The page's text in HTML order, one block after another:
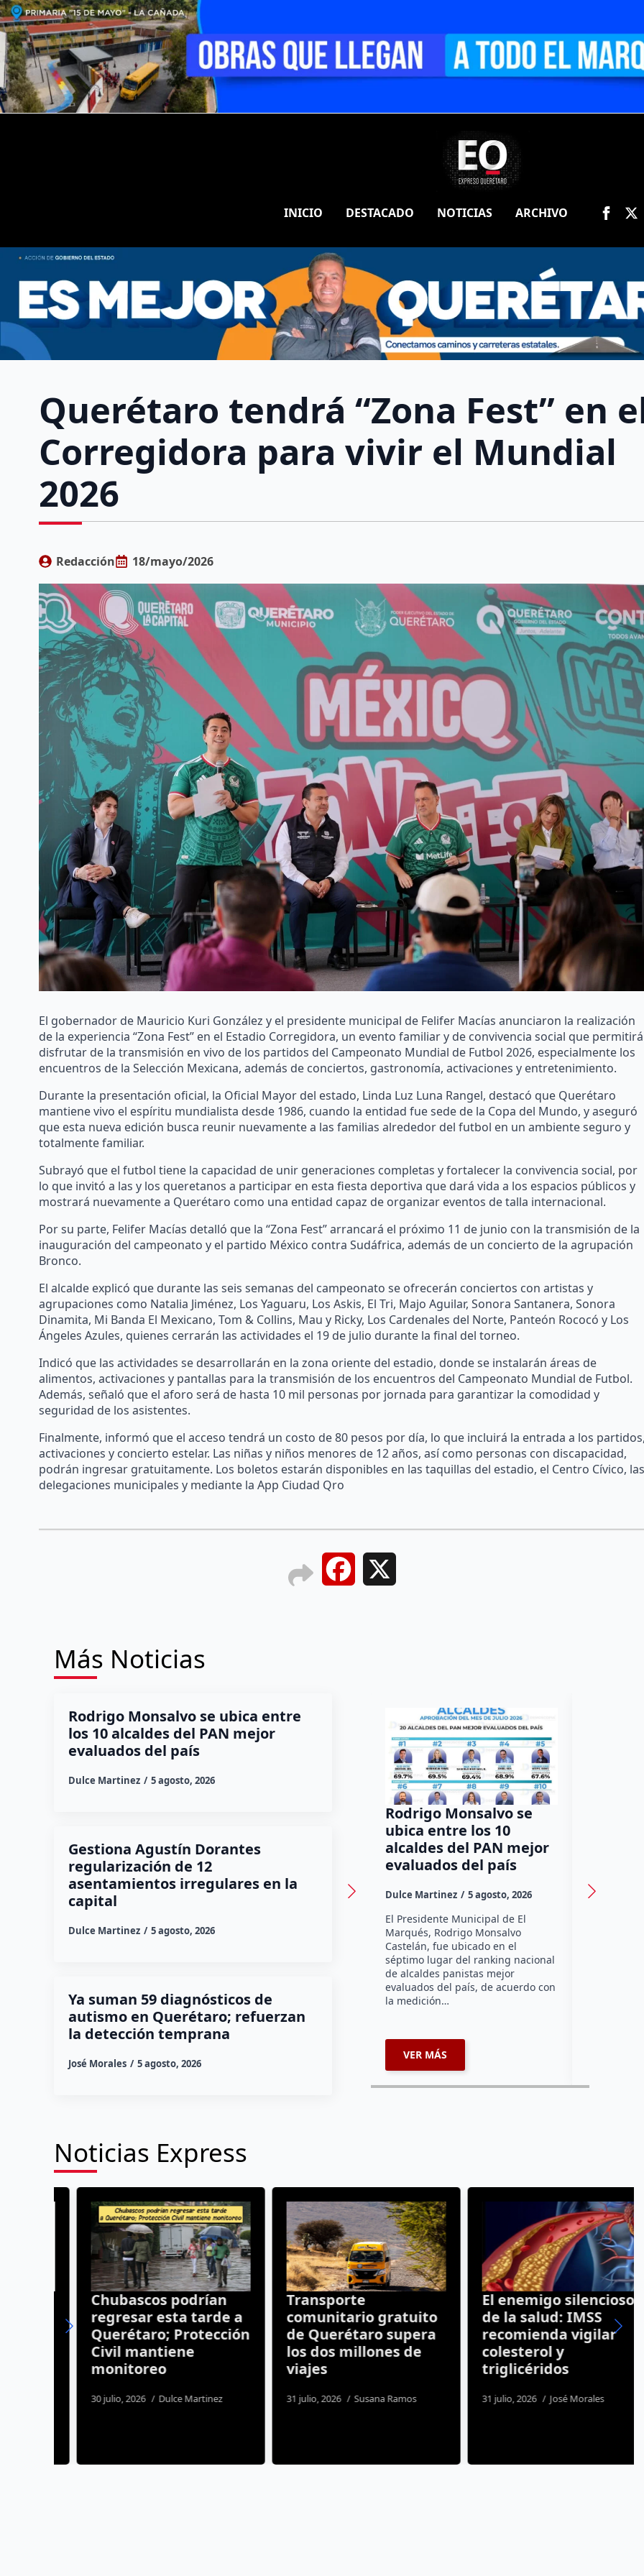
INICIO DESTACADO NOTICIAS ARCHIVO
Querétaro tendrá “Zona Fest” en
Corregidora para vivir el Mundial
2026
Redacción 18/mayo/2026
El gobernador de Mauricio Kuri González y el presidente municipal de Felifer Macías anunciaron la realización
de la experiencia “Zona Fest” en el Estadio Corregidora, un evento familiar y de convivencia social que permitirá
disfrutar de la transmisión en vivo de los partidos del Campeonato Mundial de Futbol 2026, especialmente los
encuentros de la Selección Mexicana, además de conciertos, gastronomía, activaciones y entretenimiento.
Durante la presentación oficial, la Oficial Mayor del estado, Linda Luz Luna Rangel, destacó que Querétaro
mantiene vivo el espíritu mundialista desde 1986, cuando la entidad fue sede de la Copa del Mundo, y aseguró
que esta nueva edición busca reunir nuevamente a las familias alrededor del futbol en un ambiente seguro y
totalmente familiar.
Subrayó que el futbol tiene la capacidad de unir generaciones completas y fortalecer la convivencia social, por
lo que invitó a las y los queretanos a participar en esta fiesta deportiva que dará vida a los espacios públicos y
mostrará nuevamente a Querétaro como una entidad capaz de organizar eventos de talla internacional.
Por su parte, Felifer Macías detalló que la “Zona Fest” arrancará el próximo 11 de junio con la transmisión de la
inauguración del campeonato y el partido México contra Sudáfrica, además de un concierto de la agrupación
Bronco.
El alcalde explicó que durante las seis semanas del campeonato se ofrecerán conciertos con artistas y
agrupaciones como Natalia Jiménez, Los Yaguaru, Los Askis, El Tri, Majo Aguilar, Sonora Santanera, Sonora
Dinamita, Mi Banda El Mexicano, Tom & Collins, Mau y Ricky, Los Cardenales del Norte, Panteón Rococó y Los
Ángeles Azules, quienes cerrarán las actividades el 19 de julio durante la final del torneo.
Indicó que las actividades se desarrollarán en la zona oriente del estadio, donde se instalarán áreas de
alimentos, activaciones y pantallas para la transmisión de los encuentros del Campeonato Mundial de Futbol.
Además, señaló que el aforo será de hasta 10 mil personas por jornada para garantizar la comodidad y
seguridad de los asistentes.
Finalmente, informó que el acceso tendrá un costo de 80 pesos por día, lo que incluirá la entrada a los
activaciones y concierto estelar. Las niñas y niños menores de 12 años, así como personas con discapacidad,
podrán ingresar gratuitamente. Los boletos estarán disponibles en las taquillas del estadio, el Centro Cívico, las
delegaciones municipales y mediante la App Ciudad Qro
Facebook
Más Noticias
Rodrigo Monsalvo se ubica entre
los 10 alcaldes del PAN mejor
evaluados del país
Dulce Martinez 5 agosto, 2026
Gestiona Agustín Dorantes
regularización de 12
asentamientos irregulares en la
capital
Dulce Martinez 5 agosto, 2026
Ya suman 59 diagnósticos de
autismo en Querétaro; refuerzan
la detección temprana
José Morales 5 agosto, 2026
Rodrigo Monsalvo se
ubica entre los 10
alcaldes del PAN mejor
evaluados del país
Dulce Martinez 5 agosto, 2026
El Presidente Municipal de El
Marqués, Rodrigo Monsalvo
Castelán, fue ubicado en el
séptimo lugar del ranking nacional
de alcaldes panistas mejor
evaluados del país, de acuerdo con
la medición…
VER MÁS
Dulce
Noticias Express
Chubascos podrían
regresar esta tarde a
Querétaro; Protección
Civil mantiene
monitoreo
30 julio, 2026 Dulce Martinez
Transporte
comunitario gratuito
de Querétaro supera
los dos millones de
viajes
31 julio, 2026 Susana Ramos
El enemigo silencioso
de la salud: IMSS
recomienda vigilar
colesterol y
triglicéridos
31 julio, 2026 José Morales